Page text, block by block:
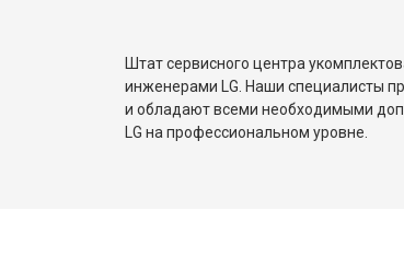
Штат сервисного центра
инженерами LG. Наши специалисты
и обладают всеми необходимыми
LG на профессиональном уровне.